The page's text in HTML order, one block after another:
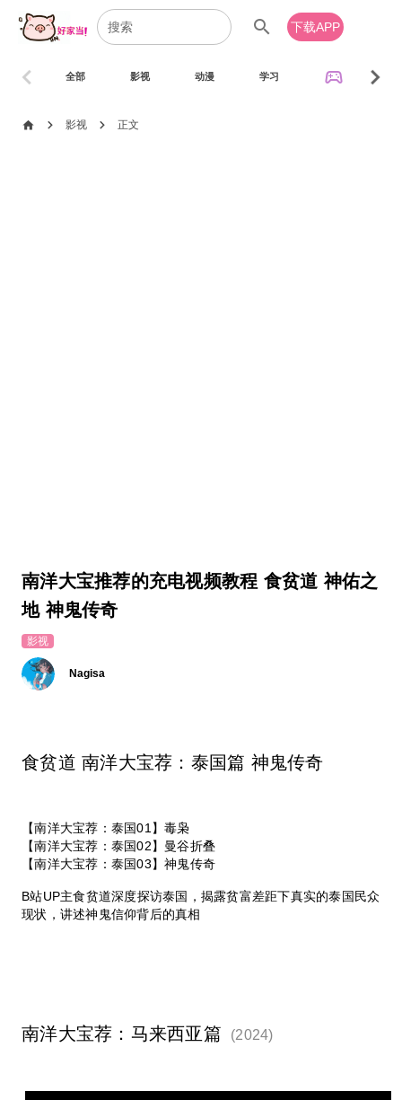
search 下载APP
全部 影视 动漫 学习 sports_esports
chevron_left chevron_right
home chevron_right 影视 chevron_right 正文
南洋大宝推荐的充电视频教程 食贫道 神佑之
地 神鬼传奇
影视
Nagisa
食贫道 南洋大宝荐：泰国篇 神鬼传奇
【南洋大宝荐：泰国01】毒枭
【南洋大宝荐：泰国02】曼谷折叠
【南洋大宝荐：泰国03】神鬼传奇
B站UP主食贫道深度探访泰国，揭露贫富差距下真实的泰国民众
现状，讲述神鬼信仰背后的真相
南洋大宝荐：马来西亚篇 (2024)